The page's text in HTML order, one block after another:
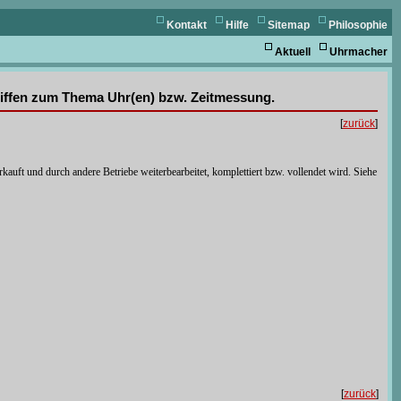
Philosophie
Sitemap
Hilfe
Kontakt
Uhrmacher
Aktuell
zum Thema Uhr(en) bzw. Zeitmessung.
[zurück]
und durch andere Betriebe weiterbearbeitet, komplettiert bzw. vollendet wird. Siehe
[zurück]